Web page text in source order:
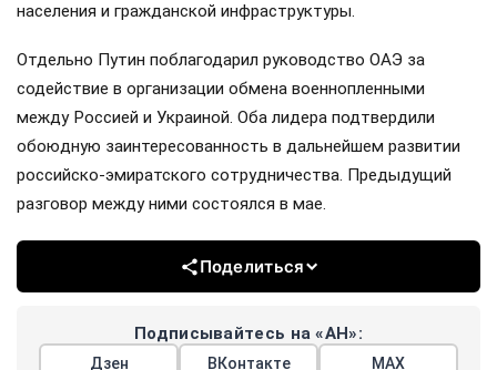
населения и гражданской инфраструктуры.
Отдельно Путин поблагодарил руководство ОАЭ за
содействие в организации обмена военнопленными
между Россией и Украиной. Оба лидера подтвердили
обоюдную заинтересованность в дальнейшем развитии
российско-эмиратского сотрудничества. Предыдущий
разговор между ними состоялся в мае.
Поделиться
Подписывайтесь на «АН»:
Дзен ВКонтакте МАХ